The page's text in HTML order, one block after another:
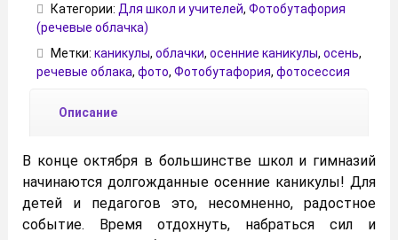
Категории: Для школ и учителей, Фотобутафория
(речевые облачка)
Метки: каникулы, облачки, осенние каникулы, осень,
речевые облака, фото, Фотобутафория, фотосессия
Описание
В конце октября в большинстве школ и гимназий
начинаются долгожданные осенние каникулы! Для
детей и педагогов это, несомненно, радостное
событие. Время отдохнуть, набраться сил и